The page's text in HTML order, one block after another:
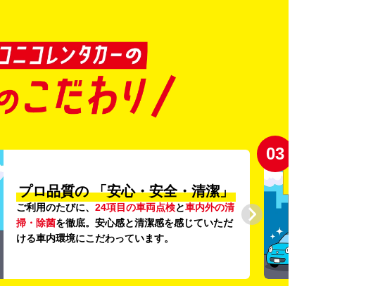
プロ品質の 「安心・安全・清潔」
ご利用のたびに、 24項目の車両点検と車内外の清
掃・除菌を徹底。安心感と清潔感を感じていただ
ける車内環境にこだわっています。
03